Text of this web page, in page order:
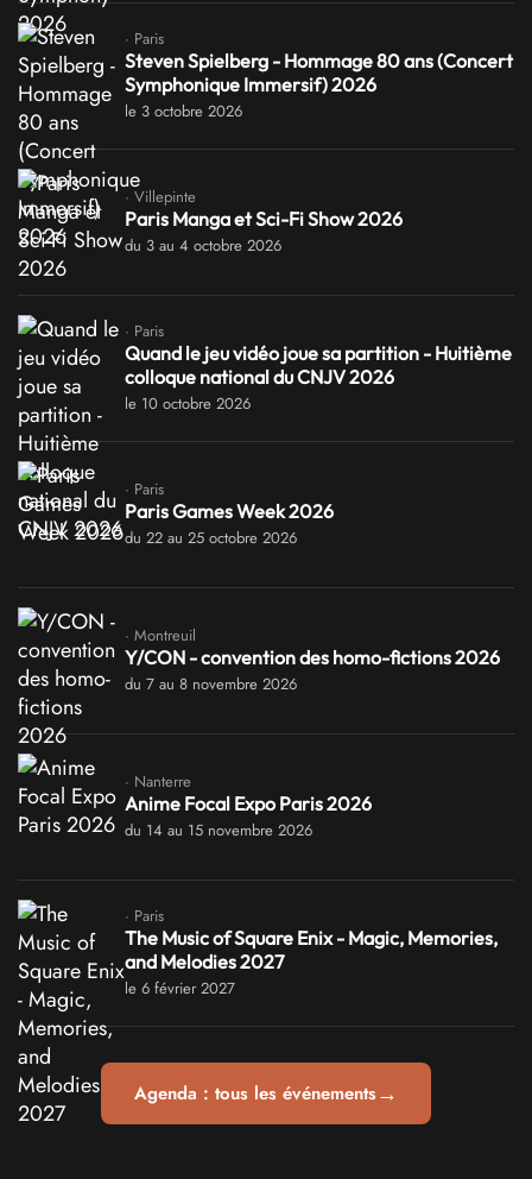
· Paris
Steven Spielberg - Hommage 80 ans (Concert
Symphonique Immersif) 2026
le 3 octobre 2026
· Villepinte
Paris Manga et Sci-Fi Show 2026
du 3 au 4 octobre 2026
· Paris
Quand le jeu vidéo joue sa partition - Huitième
colloque national du CNJV 2026
le 10 octobre 2026
· Paris
Paris Games Week 2026
du 22 au 25 octobre 2026
· Montreuil
Y/CON - convention des homo-fictions 2026
du 7 au 8 novembre 2026
· Nanterre
Anime Focal Expo Paris 2026
du 14 au 15 novembre 2026
· Paris
The Music of Square Enix - Magic, Memories,
and Melodies 2027
le 6 février 2027
Agenda : tous les événements→